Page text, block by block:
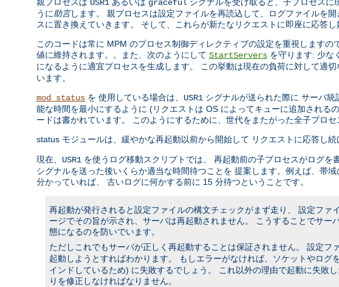
親プロセスは USR1 あるいは graceful シグナルを受け取ると、子プロセス
うに助言します。 親プロセスは設定ファイルを再読込して、ログファイルを
スに置き換えていきます。 そして、これらが新たなリクエストに即座に応答し
このコードは常に MPM のプロセス制御ディレクティブの設定を重視します
値に維持されます。。また、次のようにして StartServers を守ります: 少な
になるように適宜プロセスを生成します。 この挙動は現在の負荷に対して適切
います。
mod_status を 使用している場合は、 USR1 シグナルが送られた際に サーバ統
能な時間を最小にするように (リクエストは OS によってキューに追加され
ードは書かれています。 このようにするために、世代をまたがった全子プロ
status モジュールは、緩やかな再起動以前から開始して リクエストに応答し
現在、 USR1 を使うログ移動スクリプトでは、 再起動前の子プロセスがログ
シグナルを送った後いくらか適当な時間待つことを 提案します。例えば、帯
分かっていれば、 古いログに何かする前に 15 分待つということです。
再起動が発行されると設定ファイルの構文チェックがまず走り、 設定フ
ージでその旨が示され、サーバは再起動されません。 こうすることでサ
態になるのを防いでいます。
ただしこれでもサーバが正しく再起動することは保証されません。 設定
起動しようとすればわかります。 もしエラーがなければ、ソケットやロ
インドしているため) に失敗するでしょう。 これ以外の理由で起動に失敗
りを修正しなければなりません。